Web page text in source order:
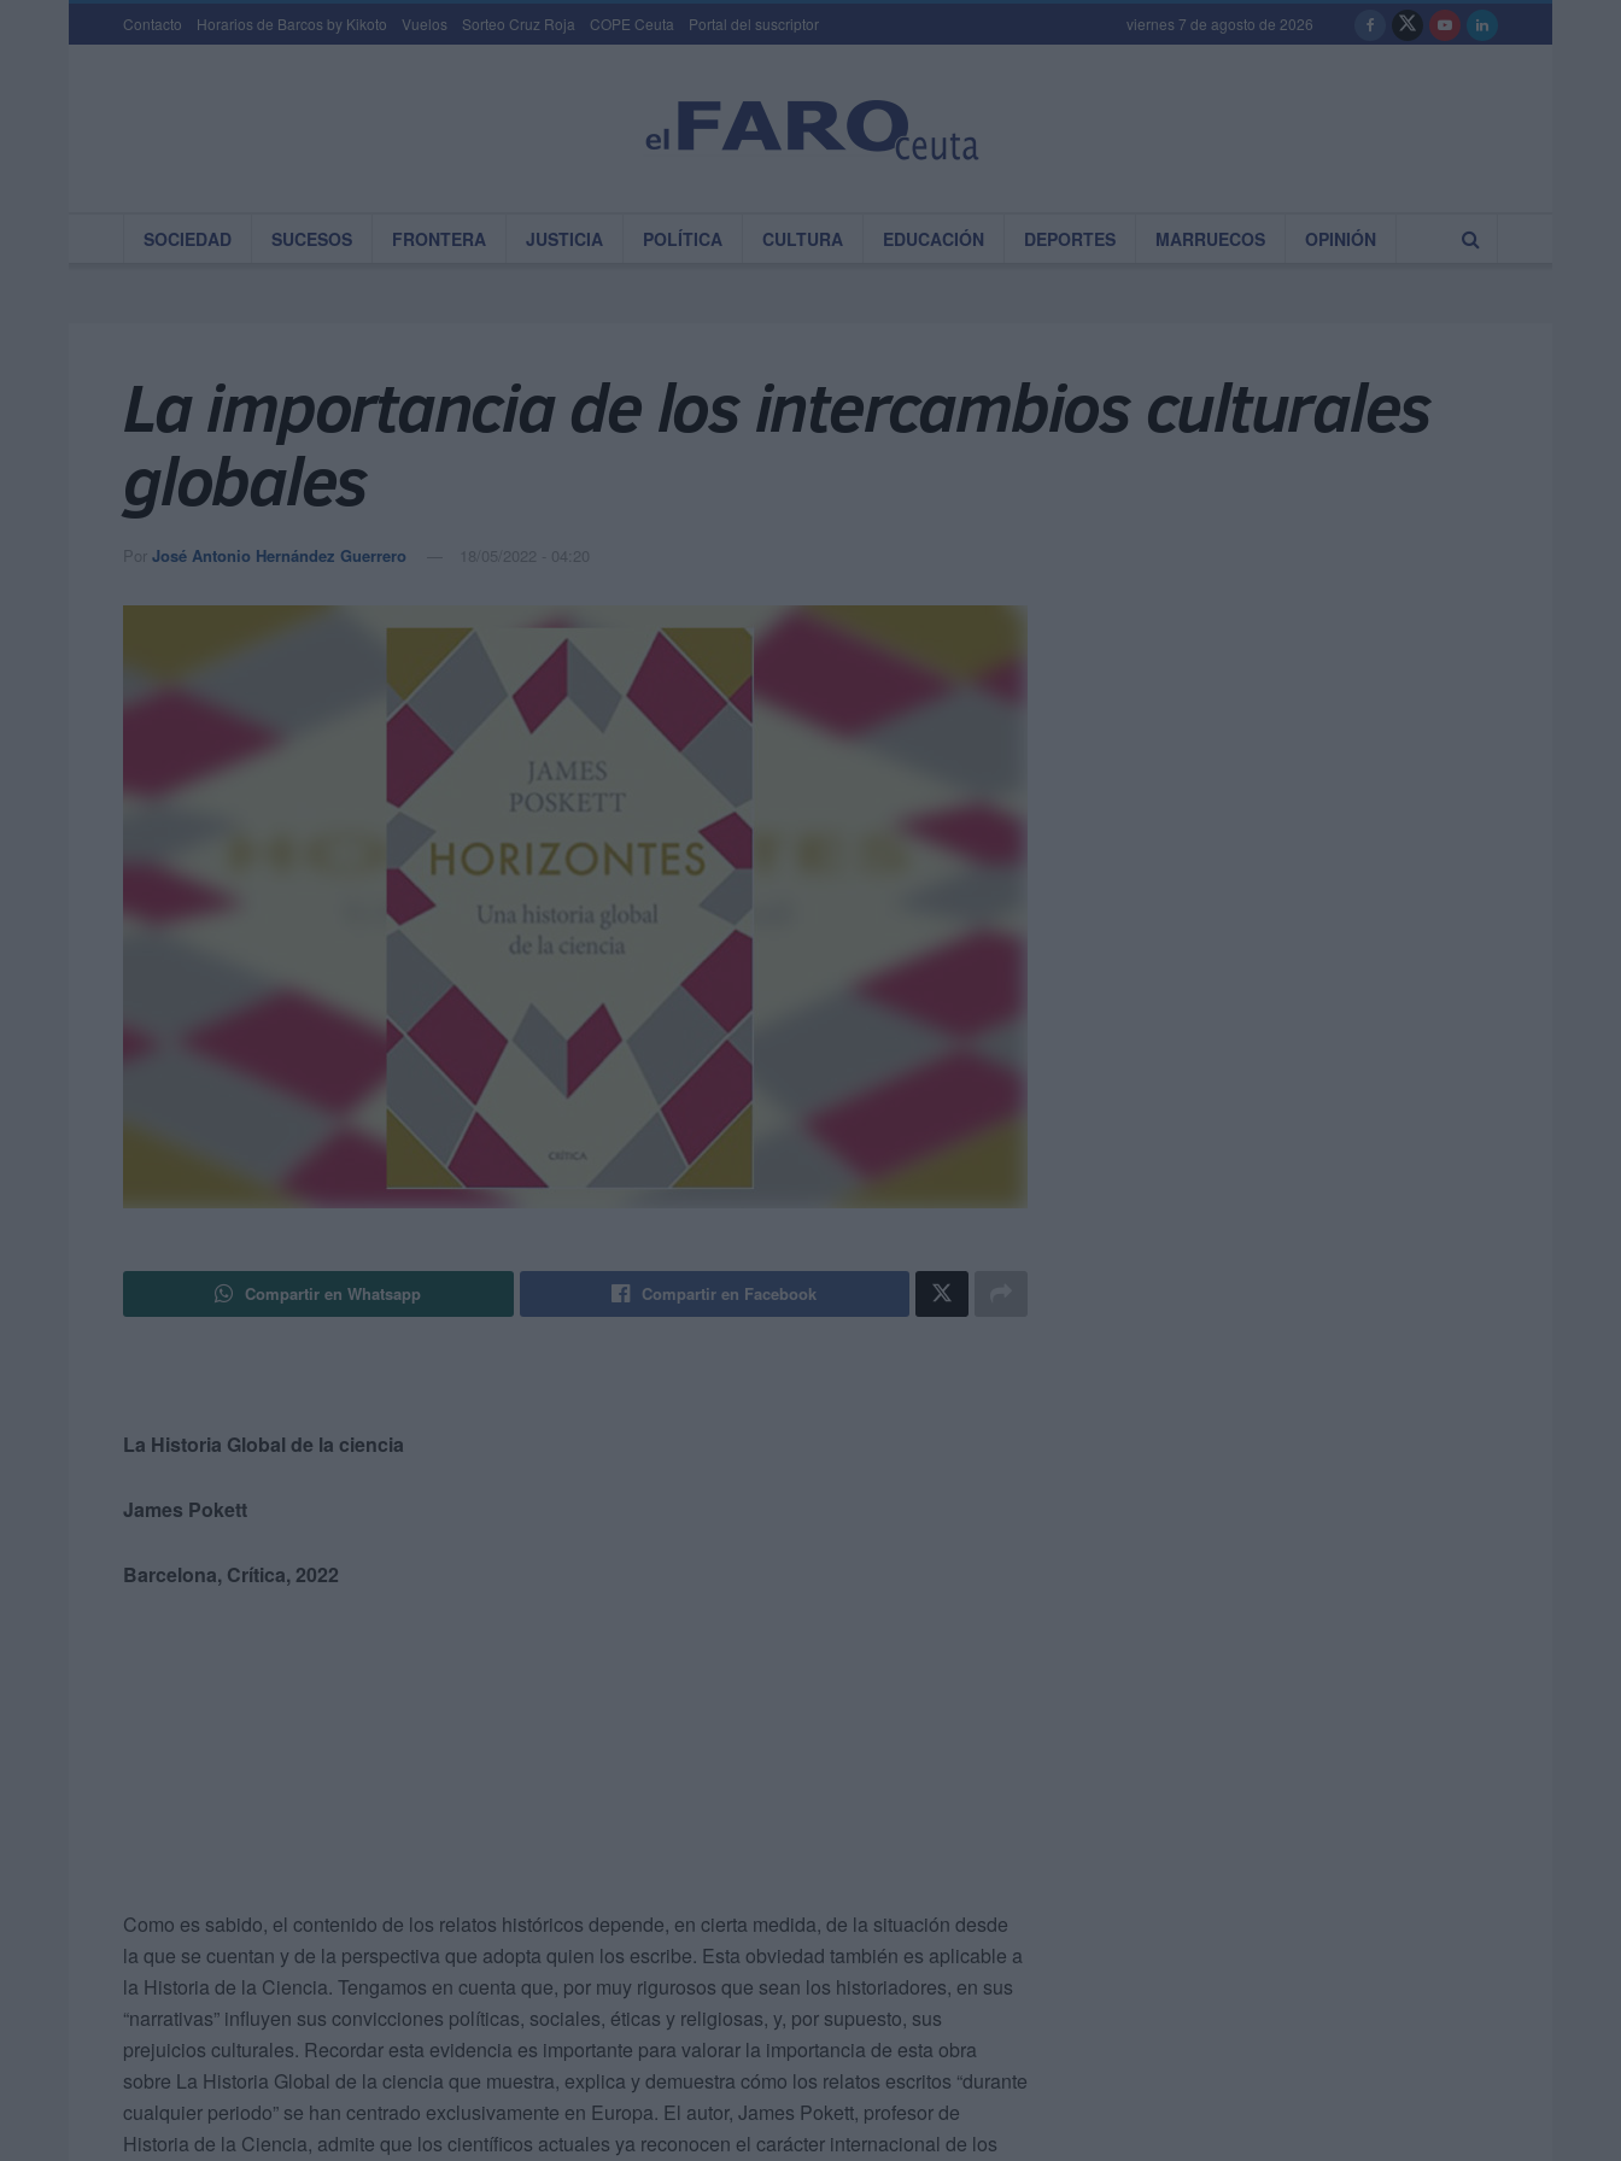
Contacto Horarios de Barcos by Kikoto Vuelos Sorteo Cruz Roja COPE Ceuta Portal del suscriptor viernes 7 de agosto de 2026
SOCIEDAD SUCESOS FRONTERA JUSTICIA POLÍTICA CULTURA EDUCACIÓN DEPORTES MARRUECOS OPINIÓN
La importancia de los intercambios culturales
globales
Por José Antonio Hernández Guerrero 18/05/2022 - 04:20
Compartir en Whatsapp Compartir en Facebook
La Historia Global de la ciencia
James Pokett
Barcelona, Crítica, 2022
Como es sabido, el contenido de los relatos históricos depende, en cierta medida, de la situación desde
la que se cuentan y de la perspectiva que adopta quien los escribe. Esta obviedad también es aplicable a
la Historia de la Ciencia. Tengamos en cuenta que, por muy rigurosos que sean los historiadores, en sus
“narrativas” influyen sus convicciones políticas, sociales, éticas y religiosas, y, por supuesto, sus
prejuicios culturales. Recordar esta evidencia es importante para valorar la importancia de esta obra
sobre La Historia Global de la ciencia que muestra, explica y demuestra cómo los relatos escritos “durante
cualquier periodo” se han centrado exclusivamente en Europa. El autor, James Pokett, profesor de
Historia de la Ciencia, admite que los científicos actuales ya reconocen el carácter internacional de los